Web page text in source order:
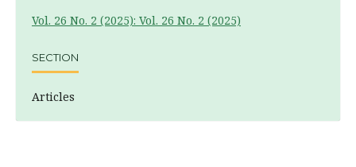
Vol. 26 No. 2 (2025): Vol. 26 No. 2 (2025)
SECTION
Articles